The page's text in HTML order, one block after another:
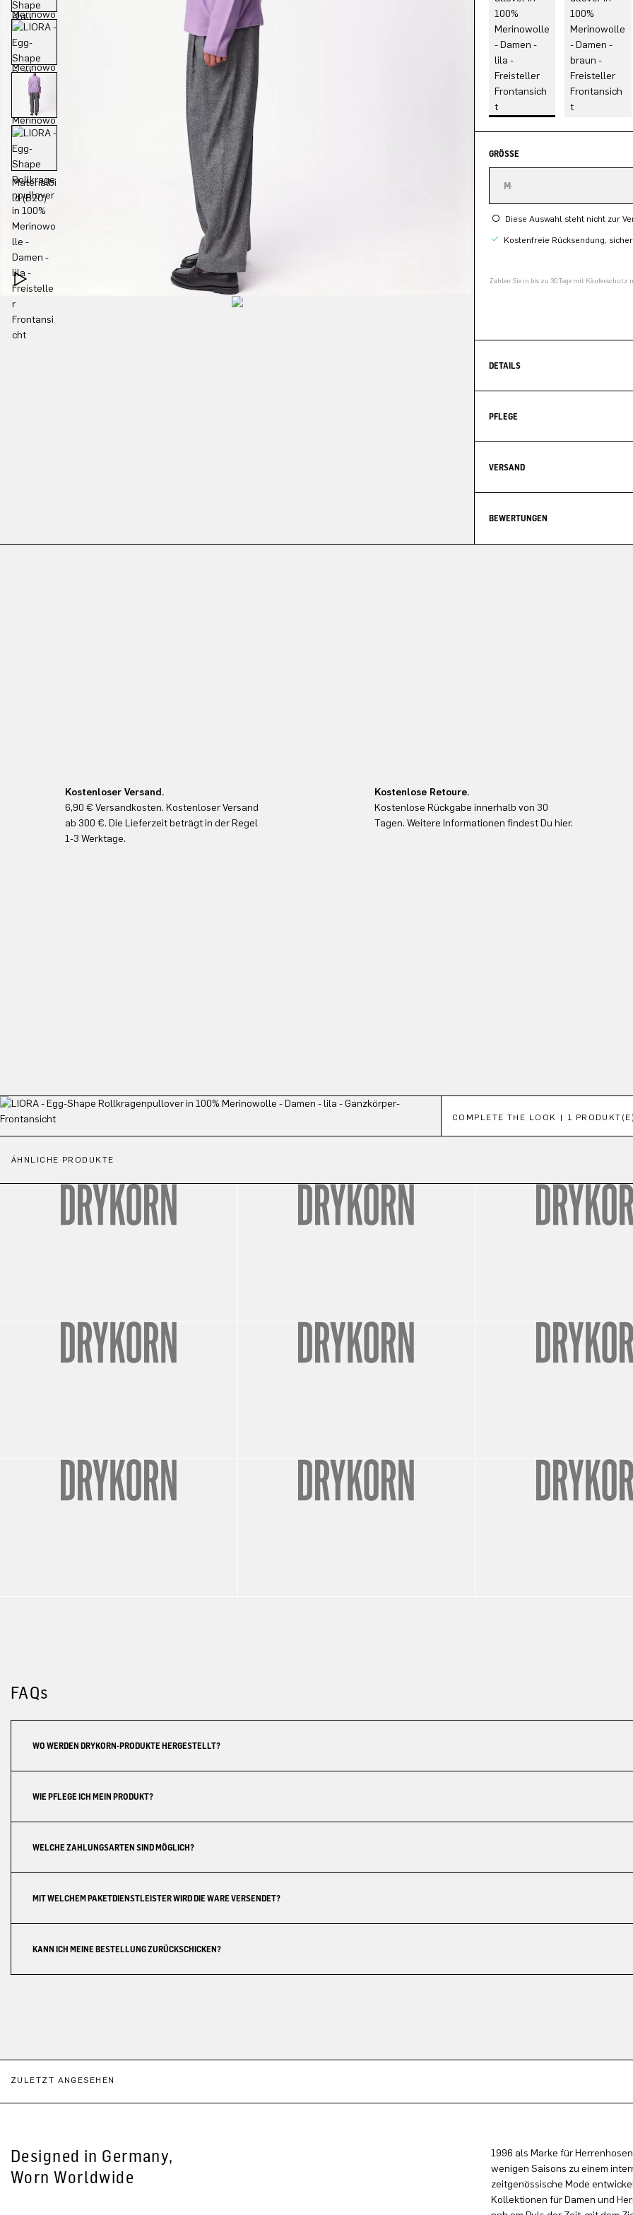
GRÖSSE
M
Diese Auswahl steht nicht zur
Kostenfreie Rücksendung,
Zahlen Sie in bis zu 30 Tage mit Käuferschutz
DETAILS
PFLEGE
VERSAND
BEWERTUNGEN
Kostenloser Versand.
6,90 € Versandkosten. Kostenloser Versand
ab 300 €. Die Lieferzeit beträgt in der Regel
1-3 Werktage.
Kostenlose Retoure.
Kostenlose Rückgabe innerhalb von 30
Tagen. Weitere Informationen findest Du hier.
COMPLETE THE LOOK | 1
ÄHNLICHE PRODUKTE
FAQs
WO WERDEN DRYKORN-PRODUKTE HERGESTELLT?
WIE PFLEGE ICH MEIN PRODUKT?
WELCHE ZAHLUNGSARTEN SIND MÖGLICH?
MIT WELCHEM PAKETDIENSTLEISTER WIRD DIE WARE VERSENDET?
KANN ICH MEINE BESTELLUNG ZURÜCKSCHICKEN?
ZULETZT ANGESEHEN
Designed in Germany,
Worn Worldwide
1996 als Marke für
wenigen Saisons zu einem
zeitgenössische Mode
Kollektionen für Damen und